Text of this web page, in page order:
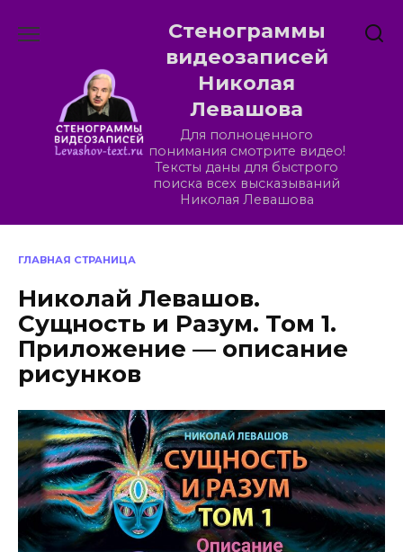
Стенограммы
видеозаписей
Николая
Левашова
Для полноценного
понимания смотрите видео!
Тексты даны для быстрого
поиска всех высказываний
Николая Левашова
ГЛАВНАЯ СТРАНИЦА
Николай Левашов.
Сущность и Разум. Том 1.
Приложение — описание
рисунков